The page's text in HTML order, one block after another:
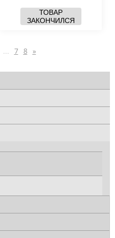
ТОВАР
ЗАКОНЧИЛСЯ
... 7 8 »